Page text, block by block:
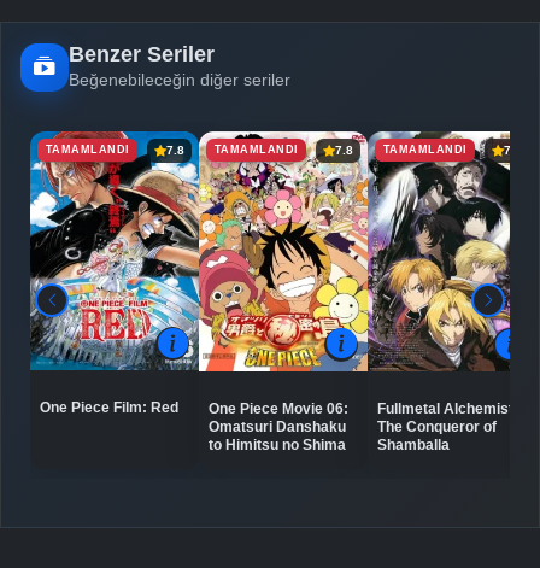
Benzer Seriler
Beğenebileceğin diğer seriler
TAMAMLANDI 7.8
One Piece Film: Red
TAMAMLANDI 7.8
One Piece Movie 06:
Omatsuri Danshaku
to Himitsu no Shima
TAMAMLANDI 7.5
Fullmetal Alchemist:
The Conqueror of
Shamballa